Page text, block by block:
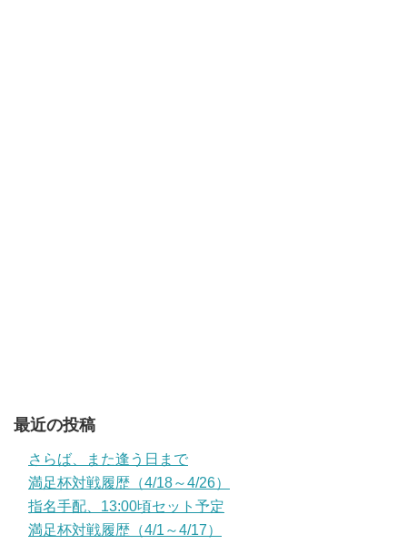
最近の投稿
さらば、また逢う日まで
満足杯対戦履歴（4/18～4/26）
指名手配、13:00頃セット予定
満足杯対戦履歴（4/1～4/17）